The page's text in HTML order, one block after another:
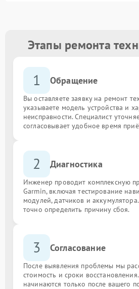
Этапы ремонта
1 Обращение
Вы оставляете заявку на ремонт
указываете модель устройства и
неисправности. Специалист
согласовывает удобное время
2 Диагностика
Инженер проводит комплексную
Garmin, включая тестирование
модулей, датчиков и
точно определить причину сбоя.
3 Согласование
После выявления проблемы мы
стоимость и сроки
начинаются только после вашего